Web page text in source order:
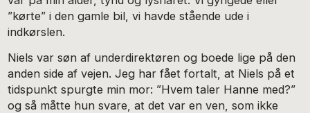
”kørte” i den gamle bil, vi havde stående ude i
indkørslen.
Niels var søn af underdirektøren og boede lige på den
anden side af vejen. Jeg har fået fortalt, at Niels på et
tidspunkt spurgte min mor: ”Hvem taler Hanne med?”
og så måtte hun svare, at det var en ven, som ikke